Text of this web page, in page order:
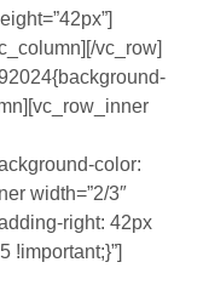
vc_row]
color:
width=”2/3″
right: 42px
!important;}”]